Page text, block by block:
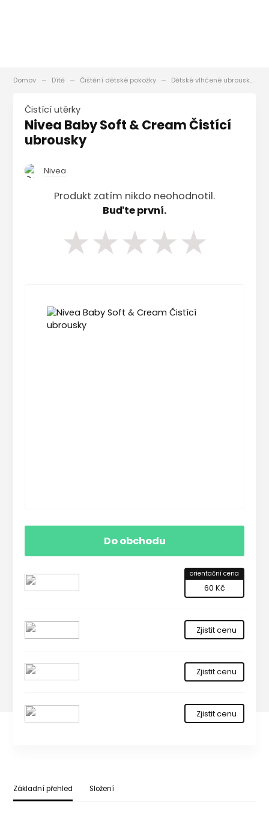
Domov Dítě Čištění dětské pokožky Dětské vlhčené ubrousky
Čistící utěrky
Nivea Baby Soft & Cream Čistící
ubrousky
Nivea
Produkt zatím nikdo neohodnotil.
Buďte první.
★★★★★
Do obchodu
orientační cena
60 Kč
Zjistit cenu
Zjistit cenu
Zjistit cenu
Základní přehled Složení